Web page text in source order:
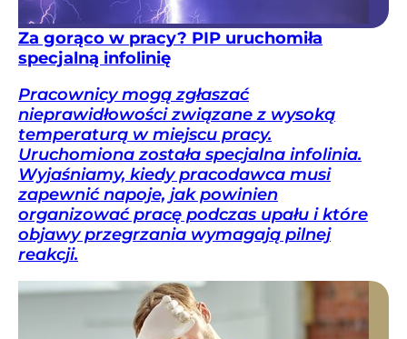
Za gorąco w pracy? PIP uruchomiła
specjalną infolinię
Pracownicy mogą zgłaszać
nieprawidłowości związane z wysoką
temperaturą w miejscu pracy.
Uruchomiona została specjalna infolinia.
Wyjaśniamy, kiedy pracodawca musi
zapewnić napoje, jak powinien
organizować pracę podczas upału i które
objawy przegrzania wymagają pilnej
reakcji.